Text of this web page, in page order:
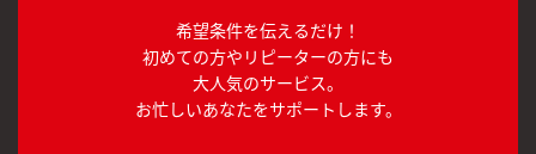
希望条件を伝えるだけ！
初めての方やリピーターの方にも
大人気のサービス。
お忙しいあなたをサポートします。